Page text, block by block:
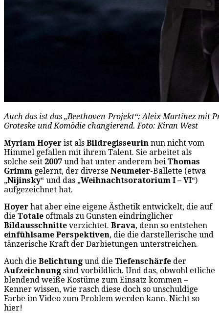
Auch das ist das „Beethoven-Projekt“: Aleix Martínez mit
Groteske und Komödie changierend. Foto: Kiran West
Myriam Hoyer ist als Bildregisseurin nun nicht vom
Himmel gefallen mit ihrem Talent. Sie arbeitet als
solche seit 2007 und hat unter anderem bei Thomas
Grimm gelernt, der diverse Neumeier-Ballette (etwa
„Nijinsky“ und das „Weihnachtsoratorium I – VI“)
aufgezeichnet hat.
Hoyer hat aber eine eigene Ästhetik entwickelt, die auf
die Totale oftmals zu Gunsten eindringlicher
Bildausschnitte verzichtet. Brava, denn so entstehen
einfühlsame Perspektiven, die die darstellerische und
tänzerische Kraft der Darbietungen unterstreichen.
Auch die Belichtung und die Tiefenschärfe der
Aufzeichnung sind vorbildlich. Und das, obwohl etliche
blendend weiße Kostüme zum Einsatz kommen –
Kenner wissen, wie rasch diese doch so unschuldige
Farbe im Video zum Problem werden kann. Nicht so
hier!